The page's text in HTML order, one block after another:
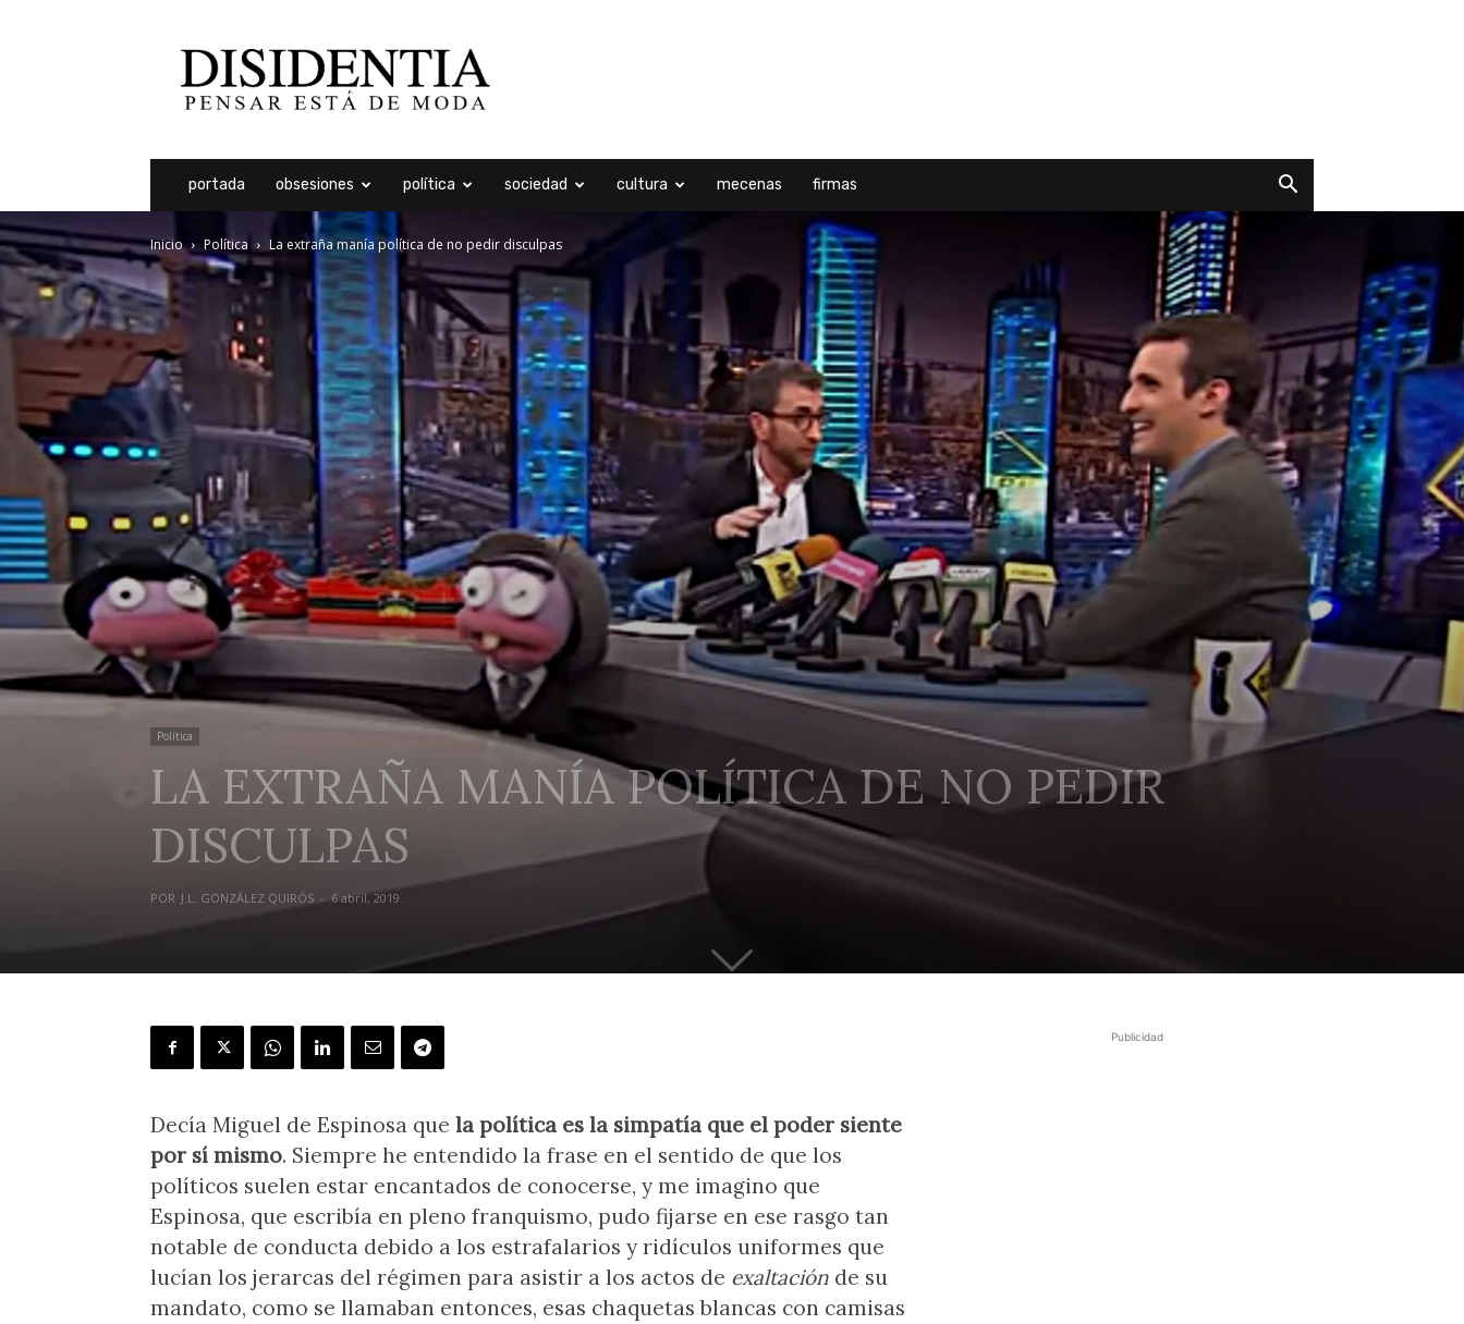
portada obsesiones política sociedad cultura mecenas firmas
Inicio Política La extraña manía política de no pedir disculpas
Política
LA EXTRAÑA MANÍA POLÍTICA DE NO PEDIR
DISCULPAS
POR J.L. GONZÁLEZ QUIRÓS - 6 abril, 2019
Decía Miguel de Espinosa que la política es la simpatía que el poder siente
por sí mismo. Siempre he entendido la frase en el sentido de que los
políticos suelen estar encantados de conocerse, y me imagino que
Espinosa, que escribía en pleno franquismo, pudo fijarse en ese rasgo tan
notable de conducta debido a los estrafalarios y ridículos uniformes que
lucían los jerarcas del régimen para asistir a los actos de exaltación de su
mandato, como se llamaban entonces, esas chaquetas blancas con camisas
Publicidad